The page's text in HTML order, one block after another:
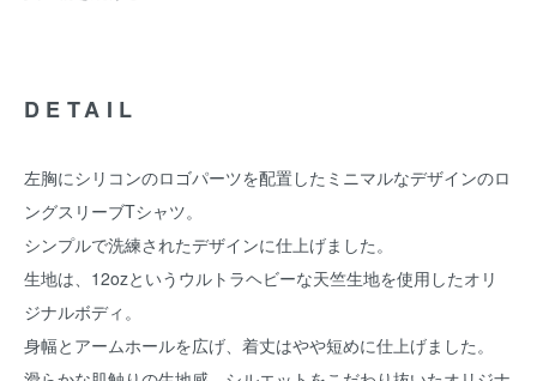
DETAIL
左胸にシリコンのロゴパーツを配置したミニマルなデザインのロ
ングスリーブTシャツ。
シンプルで洗練されたデザインに仕上げました。
生地は、12ozというウルトラヘビーな天竺生地を使用したオリ
ジナルボディ。
身幅とアームホールを広げ、着丈はやや短めに仕上げました。